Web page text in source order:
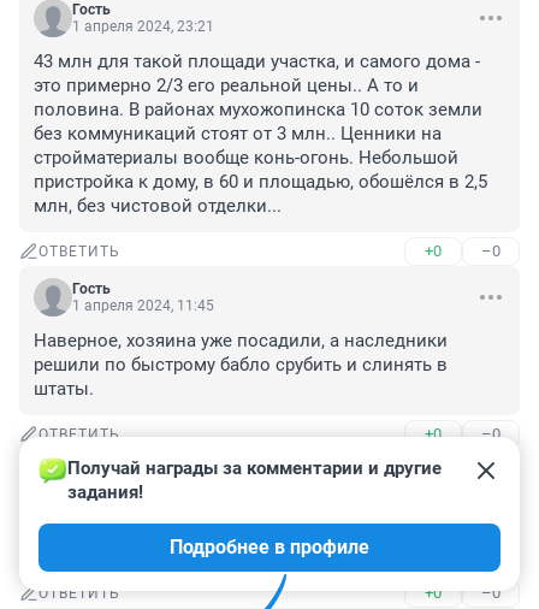
Гость
1 апреля 2024, 23:21
43 млн для такой площади участка, и самого дома -
это примерно 2/3 его реальной цены.. А то и
половина. В районах мухожопинска 10 соток земли
без коммуникаций стоят от 3 млн.. Ценники на
стройматериалы вообще конь-огонь. Небольшой
пристройка к дому, в 60 и площадью, обошёлся в 2,5
млн, без чистовой отделки...
ОТВЕТИТЬ +0 –0
Гость
1 апреля 2024, 11:45
Наверное, хозяина уже посадили, а наследники
решили по быстрому бабло срубить и слинять в
штаты.
ОТВЕТИТЬ +0 –0
Гость
1 апреля 2024, 11:39
Участок то затопляемый, поэтому и бегут. Врагу не
ОТВЕТИТЬ +0 –0
Получай награды за комментарии и другие
задания!
Подробнее в профиле